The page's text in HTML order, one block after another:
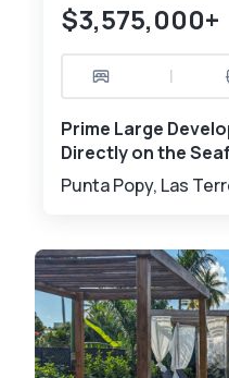
$3,575,000+
|
Prime Large
Directly on the
Punta Popy, Las